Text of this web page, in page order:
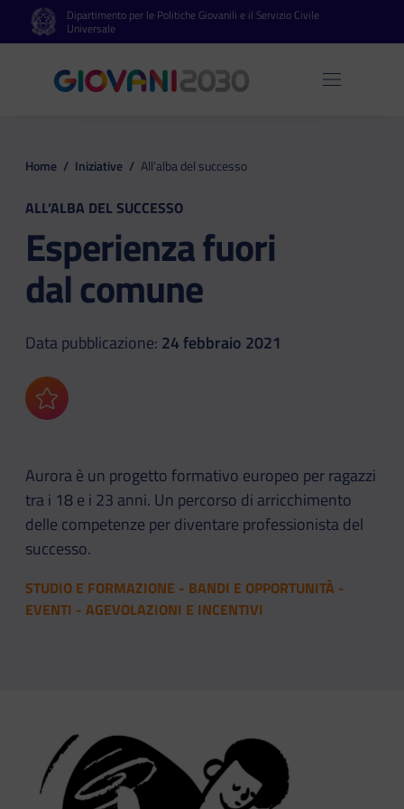
Vai al contenuto principale
Vai al footerDipartimento per le Politiche Giovanili e il Servizio Civile
Universale
Apri
Home / Iniziative / All’alba del successo
ALL’ALBA DEL SUCCESSO
Esperienza fuori
dal comune
Data pubblicazione: 24 febbraio 2021
Aggiungi ai preferiti
Aurora è un progetto formativo europeo per ragazzi
tra i 18 e i 23 anni. Un percorso di arricchimento
delle competenze per diventare professionista del
successo.
STUDIO E FORMAZIONE - BANDI E OPPORTUNITÀ -
EVENTI - AGEVOLAZIONI E INCENTIVI